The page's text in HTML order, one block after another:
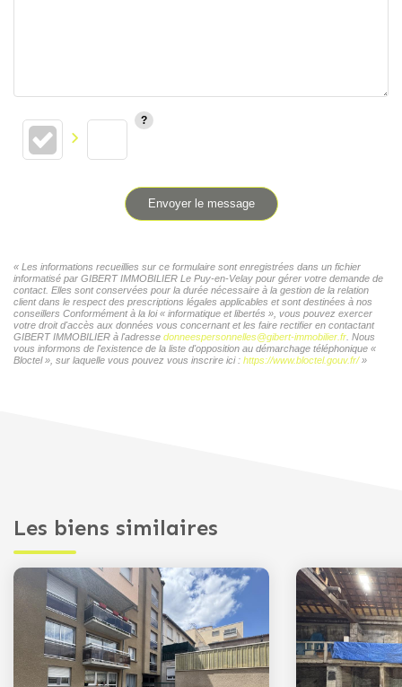
Envoyer le message
« Les informations recueillies sur ce formulaire sont enregistrées dans un fichier
informatisé par GIBERT IMMOBILIER Le Puy-en-Velay pour gérer votre demande de
contact. Elles sont conservées pour la durée nécessaire à la gestion de la relation
client dans le respect des prescriptions légales applicables et sont destinées à nos
conseillers Conformément à la loi « informatique et libertés », vous pouvez exercer
votre droit d'accès aux données vous concernant et les faire rectifier en contactant
GIBERT IMMOBILIER à l'adresse donneespersonnelles@gibert-immobilier.fr . Nous
vous informons de l'existence de la liste d'opposition au démarchage téléphonique «
Bloctel », sur laquelle vous pouvez vous inscrire ici : https://www.bloctel.gouv.fr/»
Les biens similaires